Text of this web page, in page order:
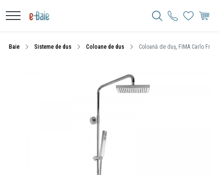
Baie Sisteme de dus Coloane de dus Coloană de duș, FIMA Carlo